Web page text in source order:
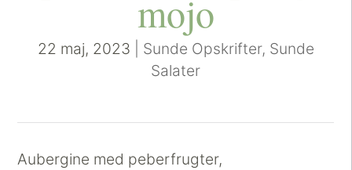
mojo
22 maj, 2023 Sunde Opskrifter, Sunde
Salater
Aubergine med peberfrugter,